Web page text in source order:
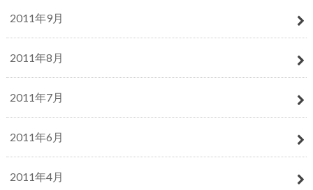
2011年9月
2011年8月
2011年7月
2011年6月
2011年4月